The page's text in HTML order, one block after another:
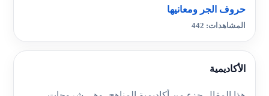
حروف الجر ومعانيها
المشاهدات: 442
الأكاديمية